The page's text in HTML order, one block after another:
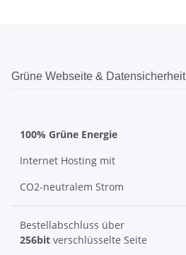
Grüne Webseite & Datensicherheit
100% Grüne Energie
Internet Hosting mit
CO2-neutralem Strom
Bestellabschluss über
256bit verschlüsselte Seite